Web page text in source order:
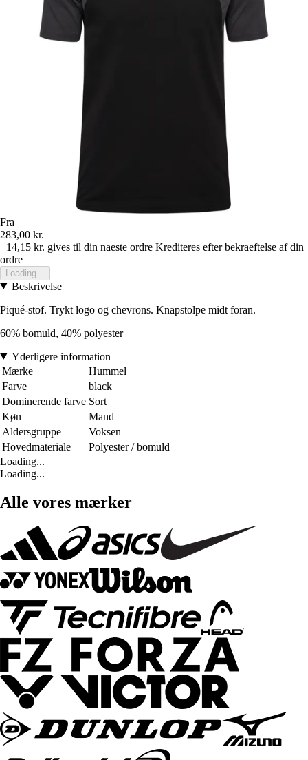
Fra
283,00 kr.
+14,15 kr. gives til din naeste ordre Krediteres efter bekraeftelse af din
ordre
Loading...
Beskrivelse
Piqué-stof. Trykt logo og chevrons. Knapstolpe midt foran.
60% bomuld, 40% polyester
Yderligere information
Mærke
Hummel
Farve
black
Dominerende farve Sort
Køn
Mand
Aldersgruppe
Voksen
Hovedmateriale
Polyester / bomuld
Loading...
Loading...
Alle vores mærker